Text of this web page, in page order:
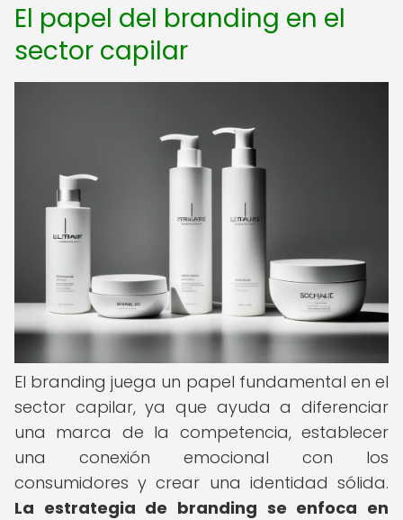
El papel del branding en el
sector capilar
El branding juega un papel fundamental en el
sector capilar, ya que ayuda a diferenciar
una marca de la competencia, establecer
una conexión emocional con los
consumidores y crear una identidad sólida.
La estrategia de branding se enfoca en